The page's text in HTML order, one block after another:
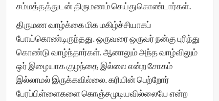
சம்மத்தத்துடன் திருமணம் செய்துகொண்டார்கள்.
திருமண வாழ்க்கை மிக மகிழ்ச்சியாகப்
போய்கொண்டிருந்தது. ஒருவரை ஒருவர் நன்கு புரிந்து
கொண்டு வாழ்ந்தார்கள். ஆனாலும் அந்த வாழ்விலும்
ஒர் இழையாக குழந்தை இல்லை என்ற சோகம்
இல்லாமல் இருக்கவில்லை. கரியின் பெற்றோர்
பேரப்பிள்ளைகளை கொஞ்சமுடியவில்லையே என்ற